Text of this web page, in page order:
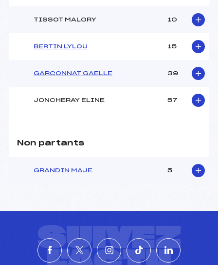
TISSOT MALORY 10
BERTIN LYLOU 15
GARCONNAT GAELLE 39
JONCHERAY ELINE 57
Non partants
GRANDIN MAJE 5
SUIVEZ